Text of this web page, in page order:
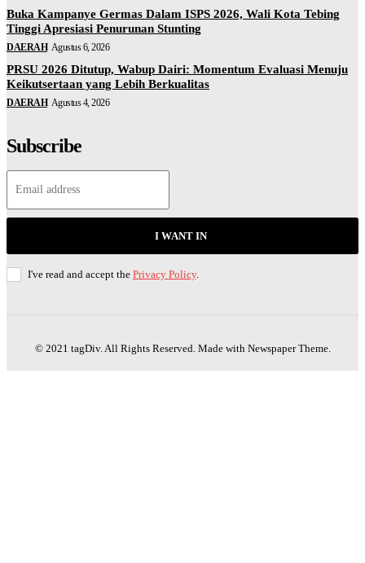
Buka Kampanye Germas Dalam ISPS 2026, Wali Kota Tebing
Tinggi Apresiasi Penurunan Stunting
DAERAH Agustus 6, 2026
PRSU 2026 Ditutup, Wabup Dairi: Momentum Evaluasi Menuju
Keikutsertaan yang Lebih Berkualitas
DAERAH Agustus 4, 2026
Subscribe
I WANT IN
I've read and accept the Privacy Policy.
© 2021 tagDiv. All Rights Reserved. Made with Newspaper Theme.